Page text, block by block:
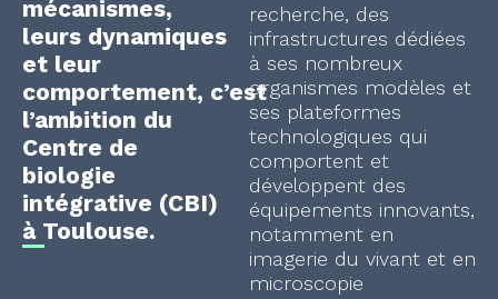
mécanismes,
leurs dynamiques
et leur
comportement, c’est
l’ambition du
Centre de
biologie
intégrative (CBI)
à Toulouse.
recherche, des
infrastructures dédiées
à ses nombreux
organismes modèles et
ses plateformes
technologiques qui
comportent et
développent des
équipements innovants,
notamment en
imagerie du vivant et en
microscopie